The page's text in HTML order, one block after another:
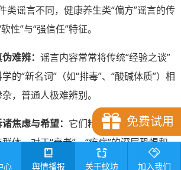
类谣言不同，健康养生类“偏方”谣言的传
性”与“强信任”特征。
难辨： 谣言内容常常将传统“经验之谈”
的“新名词”（如“排毒”、“酸碱体质”）相
，普通人极难辨别。
焦虑与希望： 它们精准地击中了公众，
体，对于“衰老”、“疾病”的深层恐惧和
供了一个看似简单、廉价、无副作用的
免费试用
心 舆情播报 关于蚁坊 加入我们